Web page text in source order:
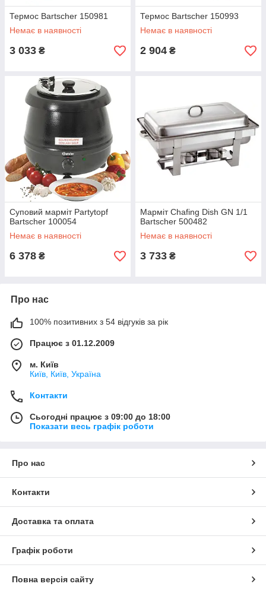
Термос Bartscher 150981
Немає в наявності
3 033 ₴
Термос Bartscher 150993
Немає в наявності
2 904 ₴
Суповий марміт Partytopf
Bartscher 100054
Немає в наявності
6 378 ₴
Марміт Chafing Dish GN 1/1
Bartscher 500482
Немає в наявності
3 733 ₴
Про нас
100% позитивних з 54 відгуків за рік
Працює з 01.12.2009
м. Київ
Київ, Київ, Україна
Контакти
Сьогодні працює з 09:00 до 18:00
Показати весь графік роботи
Про нас
Контакти
Доставка та оплата
Графік роботи
Повна версія сайту